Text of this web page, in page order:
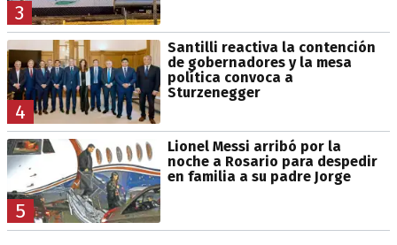
3
4
Santilli reactiva la contención
de gobernadores y la mesa
política convoca a
Sturzenegger
5
Lionel Messi arribó por la
noche a Rosario para despedir
en familia a su padre Jorge